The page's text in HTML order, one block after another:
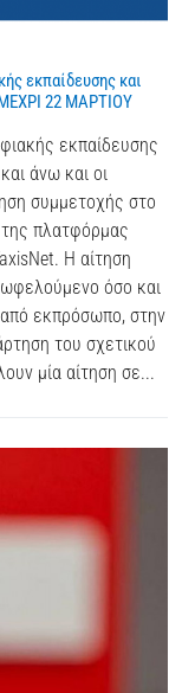
εκπαίδευσης και
22 ΜΑΡΤΙΟΥ
εκπαίδευσης
άνω και οι
συμμετοχής στο
πλατφόρμας
Η αίτηση
ωφελούμενο όσο και
εκπρόσωπο, στην
του σχετικού
μία αίτηση σε...